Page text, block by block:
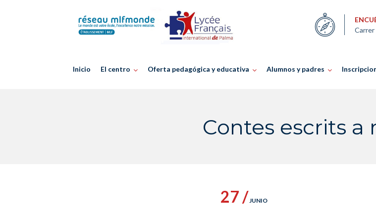
Carrer
Inicio El centro Oferta pedagógica y educativa Alumnos y padres
Contes escrits a
27 /JUNIO